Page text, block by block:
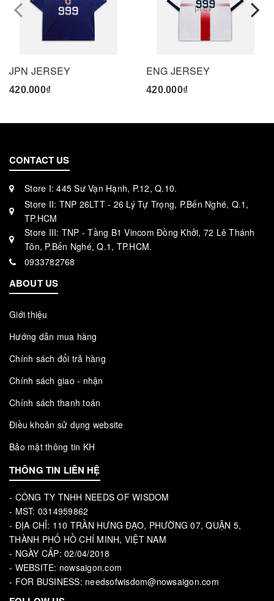
JPN JERSEY
420.000₫
ENG JERSEY
420.000₫
prev
CONTACT US
Store I: 445 Sư Vạn Hạnh, P.12, Q.10.
Store II: TNP 26LTT - 26 Lý Tự Trọng, P.Bến Nghé, Q.1,
TP.HCM
Store III: TNP - Tầng B1 Vincom Đồng Khởi, 72 Lê Thánh
Tôn, P.Bến Nghé, Q.1, TP.HCM.
0933782768
ABOUT US
Giới thiệu
Hướng dẫn mua hàng
Chính sách đổi trả hàng
Chính sách giao - nhận
Chính sách thanh toán
Điều khoản sử dụng website
Bảo mật thông tin KH
THÔNG TIN LIÊN HỆ
- CÔNG TY TNHH NEEDS OF WISDOM
- MST: 0314959862
- ĐỊA CHỈ: 110 TRẦN HƯNG ĐẠO, PHƯỜNG 07, QUẬN 5,
THÀNH PHỐ HỒ CHÍ MINH, VIỆT NAM
- NGÀY CẤP: 02/04/2018
- WEBSITE: nowsaigon.com
- FOR BUSINESS: needsofwisdom@nowsaigon.com